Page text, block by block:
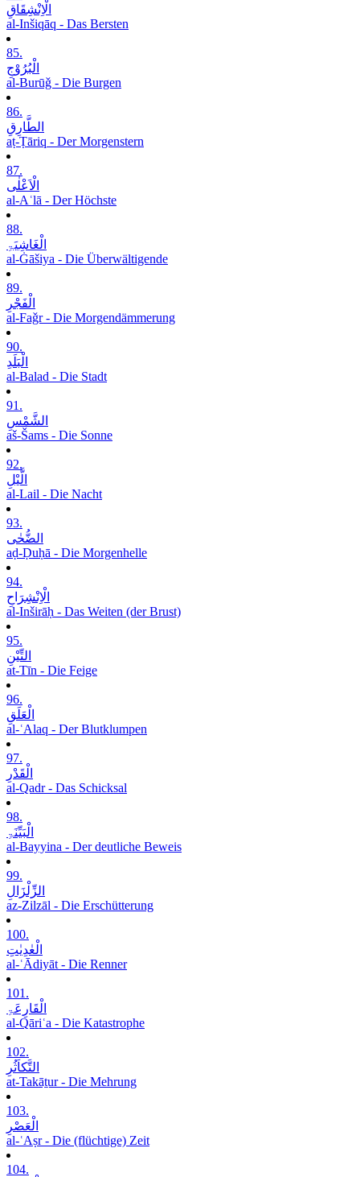
الْاِنْشِقَاقِ
al-Inšiqāq - Das Bersten
85.
الْبُرُوْجِ
al-Burūǧ - Die Burgen
86.
الطَّارِقِ
aṭ-Ṭāriq - Der Morgenstern
87.
الْاَعْلٰی
al-Aʿlā - Der Höchste
88.
الْغَاشِیَۃِ
al-Ġāšiya - Die Überwältigende
89.
الْفَجْرِ
al-Faǧr - Die Morgendämmerung
90.
الْبَلَدِ
al-Balad - Die Stadt
91.
الشَّمْسِ
aš-Šams - Die Sonne
92.
الَّیْلِ
al-Lail - Die Nacht
93.
الضُّحٰی
aḍ-Ḍuḥā - Die Morgenhelle
94.
الْاِنْشِرَاحِ
al-Inširāḥ - Das Weiten (der Brust)
95.
التِّیْنِ
at-Tīn - Die Feige
96.
الْعَلَقِ
al-ʿAlaq - Der Blutklumpen
97.
الْقَدْرِ
al-Qadr - Das Schicksal
98.
الْبَیِّنَۃِ
al-Bayyina - Der deutliche Beweis
99.
الزِّلْزَالِ
az-Zilzāl - Die Erschütterung
100.
الْعٰدِیٰتِ
al-ʿĀdiyāt - Die Renner
101.
الْقَارِعَۃِ
al-Qāriʿa - Die Katastrophe
102.
التَّکاَثُرِ
at-Takāṯur - Die Mehrung
103.
الْعَصْرِ
al-ʿAṣr - Die (flüchtige) Zeit
104.